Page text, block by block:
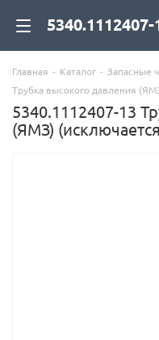
Главная - Каталог - Запасные
Трубка высокого давления
5340.1112407-13
(ЯМЗ)